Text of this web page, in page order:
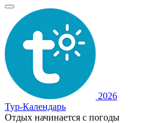
2026
Тур-Календарь
Отдых начинается с погоды